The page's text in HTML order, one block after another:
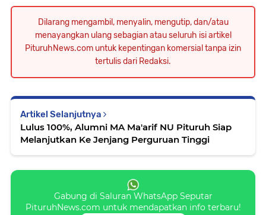
Dilarang mengambil, menyalin, mengutip, dan/atau
menayangkan ulang sebagian atau seluruh isi artikel
PituruhNews.com untuk kepentingan komersial tanpa izin
tertulis dari Redaksi.
Artikel Selanjutnya
Lulus 100%, Alumni MA Ma'arif NU Pituruh Siap
Melanjutkan Ke Jenjang Perguruan Tinggi
Gabung di Saluran WhatsApp Seputar
PituruhNews.com untuk mendapatkan info terbaru!